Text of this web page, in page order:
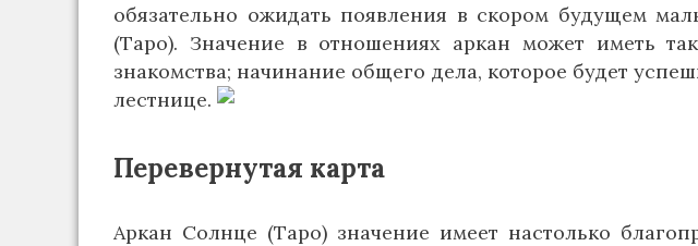
обязательно ожидать появления в скором будущем
(Таро). Значение в отношениях аркан может иметь
знакомства; начинание общего дела, которое будет
лестнице.
Перевернутая карта
Аркан Солнце (Таро) значение имеет настолько